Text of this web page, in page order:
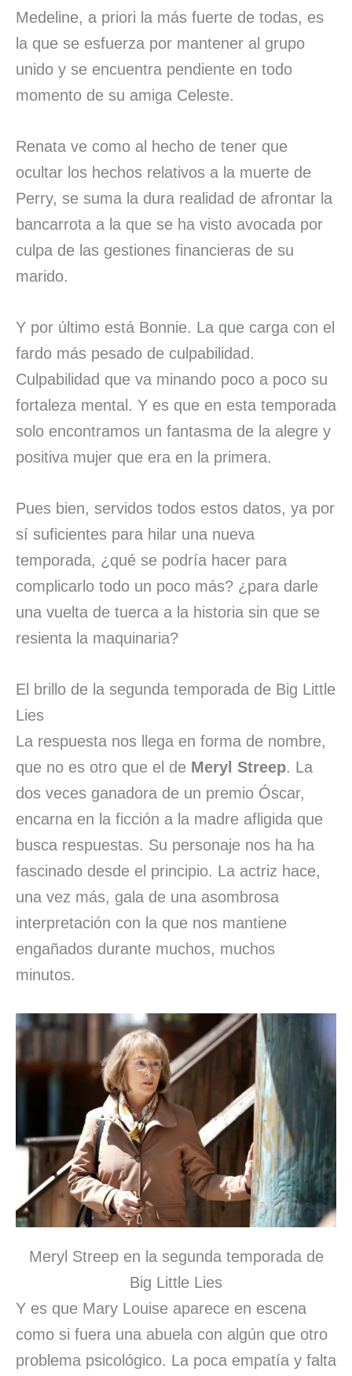
Medeline, a priori la más fuerte de todas, es
la que se esfuerza por mantener al grupo
unido y se encuentra pendiente en todo
momento de su amiga Celeste.
Renata ve como al hecho de tener que
ocultar los hechos relativos a la muerte de
Perry, se suma la dura realidad de afrontar la
bancarrota a la que se ha visto avocada por
culpa de las gestiones financieras de su
marido.
Y por último está Bonnie. La que carga con el
fardo más pesado de culpabilidad.
Culpabilidad que va minando poco a poco su
fortaleza mental. Y es que en esta temporada
solo encontramos un fantasma de la alegre y
positiva mujer que era en la primera.
Pues bien, servidos todos estos datos, ya por
sí suficientes para hilar una nueva
temporada, ¿qué se podría hacer para
complicarlo todo un poco más? ¿para darle
una vuelta de tuerca a la historia sin que se
resienta la maquinaria?
El brillo de la segunda temporada de Big Little
Lies
La respuesta nos llega en forma de nombre,
que no es otro que el de Meryl Streep. La
dos veces ganadora de un premio Óscar,
encarna en la ficción a la madre afligida que
busca respuestas. Su personaje nos ha ha
fascinado desde el principio. La actriz hace,
una vez más, gala de una asombrosa
interpretación con la que nos mantiene
engañados durante muchos, muchos
minutos.
Meryl Streep en la segunda temporada de
Big Little Lies
Y es que Mary Louise aparece en escena
como si fuera una abuela con algún que otro
problema psicológico. La poca empatía y falta